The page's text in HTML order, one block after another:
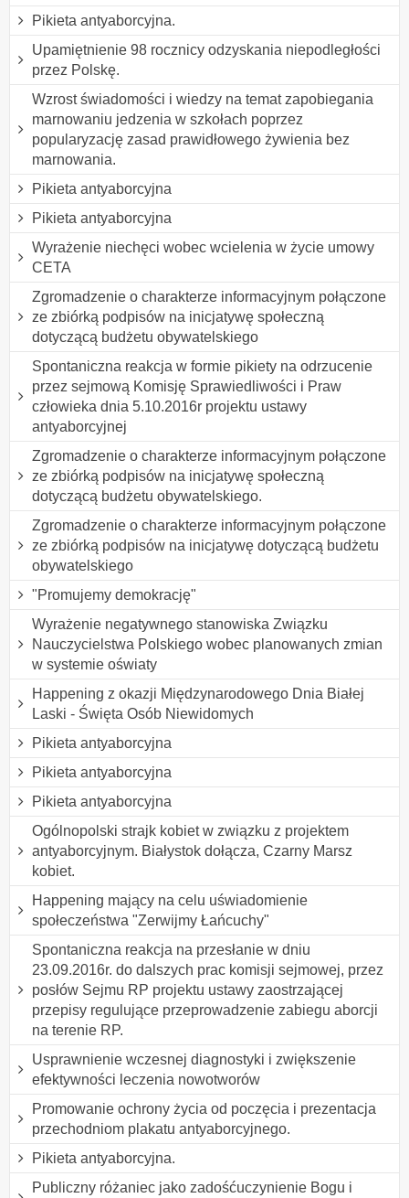
Pikieta antyaborcyjna.
Upamiętnienie 98 rocznicy odzyskania niepodległości
przez Polskę.
Wzrost świadomości i wiedzy na temat zapobiegania
marnowaniu jedzenia w szkołach poprzez
popularyzację zasad prawidłowego żywienia bez
marnowania.
Pikieta antyaborcyjna
Pikieta antyaborcyjna
Wyrażenie niechęci wobec wcielenia w życie umowy
CETA
Zgromadzenie o charakterze informacyjnym połączone
ze zbiórką podpisów na inicjatywę społeczną
dotyczącą budżetu obywatelskiego
Spontaniczna reakcja w formie pikiety na odrzucenie
przez sejmową Komisję Sprawiedliwości i Praw
człowieka dnia 5.10.2016r projektu ustawy
antyaborcyjnej
Zgromadzenie o charakterze informacyjnym połączone
ze zbiórką podpisów na inicjatywę społeczną
dotyczącą budżetu obywatelskiego.
Zgromadzenie o charakterze informacyjnym połączone
ze zbiórką podpisów na inicjatywę dotyczącą budżetu
obywatelskiego
"Promujemy demokrację"
Wyrażenie negatywnego stanowiska Związku
Nauczycielstwa Polskiego wobec planowanych zmian
w systemie oświaty
Happening z okazji Międzynarodowego Dnia Białej
Laski - Święta Osób Niewidomych
Pikieta antyaborcyjna
Pikieta antyaborcyjna
Pikieta antyaborcyjna
Ogólnopolski strajk kobiet w związku z projektem
antyaborcyjnym. Białystok dołącza, Czarny Marsz
kobiet.
Happening mający na celu uświadomienie
społeczeństwa "Zerwijmy Łańcuchy"
Spontaniczna reakcja na przesłanie w dniu
23.09.2016r. do dalszych prac komisji sejmowej, przez
posłów Sejmu RP projektu ustawy zaostrzającej
przepisy regulujące przeprowadzenie zabiegu aborcji
na terenie RP.
Usprawnienie wczesnej diagnostyki i zwiększenie
efektywności leczenia nowotworów
Promowanie ochrony życia od poczęcia i prezentacja
przechodniom plakatu antyaborcyjnego.
Pikieta antyaborcyjna.
Publiczny różaniec jako zadośćuczynienie Bogu i